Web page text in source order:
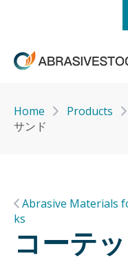
Home Products
サンド
Abrasive Materials
ks
コーテ